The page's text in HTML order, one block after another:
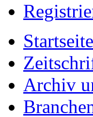
Startseite
Archiv